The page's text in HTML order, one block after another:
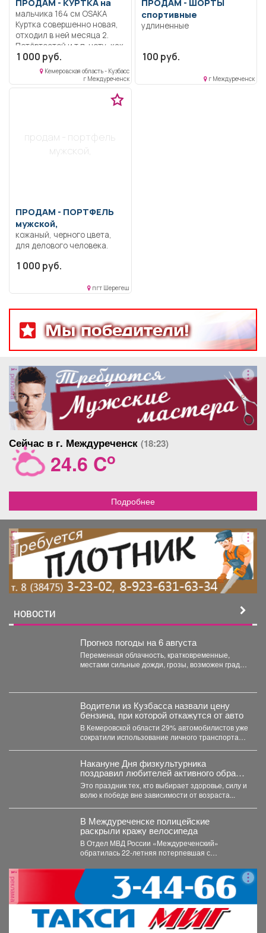
мальчика 164 см OSAKA
Куртка совершенно новая,
отходил в ней месяца 2.
Потёртостей и т.п. нету, как
новая По всем вопросам в
1 000 руб.
Кемеровская область - Кузбасс
г Междуреченск
спортивные
удлиненные
100 руб.
г Междуреченск
продам - портфель
мужской,
ПРОДАМ - ПОРТФЕЛЬ
мужской,
кожаный, черного цвета,
для делового человека.
1 000 руб.
пгт Шерегеш
Мы победители!
реклама
Сейчас в г. Междуреченск (18:23)
24.6 Co
Подробнее
реклама
НОВОСТИ
Прогноз погоды на 6 августа
Переменная облачность, кратковременные,
местами сильные дожди, грозы, возможен град.
Водители из Кузбасса назвали цену
бензина, при которой откажутся от авто
В Кемеровской области 29% автомобилистов уже
сократили использование личного транспорта
Накануне Дня физкультурника
поздравил любителей активного образа
жизни!
Это праздник тех, кто выбирает здоровье, силу и
волю к победе вне зависимости от возраста...
В Междуреченске полицейские
раскрыли кражу велосипеда
В Отдел МВД России «Междуреченский»
обратилась 22-летняя потерпевшая с
реклама